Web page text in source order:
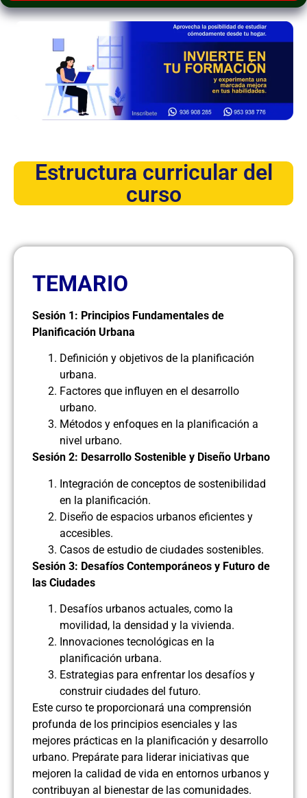
Estructura curricular del
curso
TEMARIO
Sesión 1: Principios Fundamentales de
Planificación Urbana
Definición y objetivos de la planificación
urbana.
Factores que influyen en el desarrollo
urbano.
Métodos y enfoques en la planificación a
nivel urbano.
Sesión 2: Desarrollo Sostenible y Diseño Urbano
Integración de conceptos de sostenibilidad
en la planificación.
Diseño de espacios urbanos eficientes y
accesibles.
Casos de estudio de ciudades sostenibles.
Sesión 3: Desafíos Contemporáneos y Futuro de
las Ciudades
Desafíos urbanos actuales, como la
movilidad, la densidad y la vivienda.
Innovaciones tecnológicas en la
planificación urbana.
Estrategias para enfrentar los desafíos y
construir ciudades del futuro.
Este curso te proporcionará una comprensión
profunda de los principios esenciales y las
mejores prácticas en la planificación y desarrollo
urbano. Prepárate para liderar iniciativas que
mejoren la calidad de vida en entornos urbanos y
contribuyan al bienestar de las comunidades.